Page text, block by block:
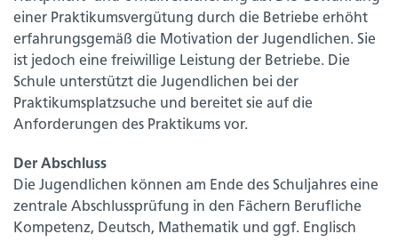
einer Praktikumsvergütung durch die Betriebe erhöht
erfahrungsgemäß die Motivation der Jugendlichen. Sie
ist jedoch eine freiwillige Leistung der Betriebe. Die
Schule unterstützt die Jugendlichen bei der
Praktikumsplatzsuche und bereitet sie auf die
Anforderungen des Praktikums vor.
Der Abschluss
Die Jugendlichen können am Ende des Schuljahres eine
zentrale Abschlussprüfung in den Fächern Berufliche
Kompetenz, Deutsch, Mathematik und ggf. Englisch